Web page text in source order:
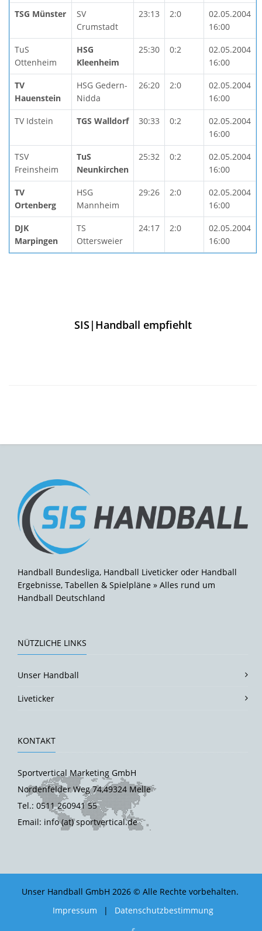
TSG Münster
SV
Crumstadt
23:13 2:0
02.05.2004
16:00
TuS
Ottenheim
HSG
Kleenheim
25:30 0:2
02.05.2004
16:00
TV
Hauenstein
HSG Gedern-
Nidda
26:20 2:0
02.05.2004
16:00
TV Idstein TGS Walldorf 30:33 0:2
02.05.2004
16:00
TSV
Freinsheim
TuS
Neunkirchen
25:32 0:2
02.05.2004
16:00
TV
Ortenberg
HSG
Mannheim
29:26 2:0
02.05.2004
16:00
DJK
Marpingen
TS
Ottersweier
24:17 2:0
02.05.2004
16:00
SIS|Handball empfiehlt
Handball Bundesliga, Handball Liveticker oder Handball
Ergebnisse, Tabellen & Spielpläne » Alles rund um
Handball Deutschland
NÜTZLICHE LINKS
Unser Handball
Liveticker
KONTAKT
Sportvertical Marketing GmbH
Nordenfelder Weg 74,49324 Melle
Tel.: 0511 260941 55
Email: info (at) sportvertical.de
Unser Handball GmbH 2026 © Alle Rechte vorbehalten.
Impressum
| Datenschutzbestimmung